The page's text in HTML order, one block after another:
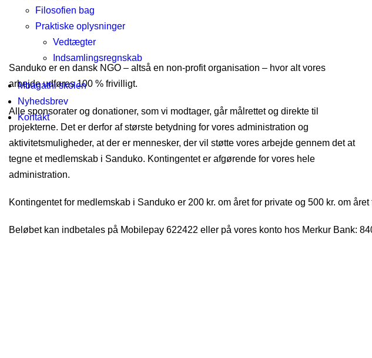
Filosofien bag
Praktiske oplysninger
Vedtægter
Indsamlingsregnskab
Mbagathi skolen
Nyhedsbrev
Kontakt
Sanduko er en dansk NGO – altså en non-profit organisation – hvor alt vores
arbejde udføres 100 % frivilligt.
Alle sponsorater og donationer, som vi modtager, går målrettet og direkte til
projekterne. Det er derfor af største betydning for vores administration og
aktivitetsmuligheder, at der er mennesker, der vil støtte vores arbejde gennem det at
tegne et medlemskab i Sanduko. Kontingentet er afgørende for vores hele
administration.
Kontingentet for medlemskab i Sanduko er 200 kr. om året for private og 500 kr. om
Beløbet kan indbetales på Mobilepay 622422 eller på vores konto hos Merkur Bank: